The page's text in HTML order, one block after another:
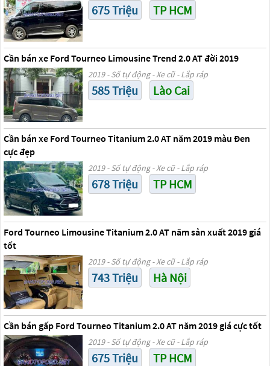
675 Triệu TP HCM
Cần bán xe Ford Tourneo Limousine Trend 2.0 AT đời 2019
2019 - Số tự động - Xe cũ - Lắp ráp
585 Triệu Lào Cai
Cần bán xe Ford Tourneo Titanium 2.0 AT năm 2019 màu Đen
cực đẹp
2019 - Số tự động - Xe cũ - Lắp ráp
678 Triệu TP HCM
Ford Tourneo Limousine Titanium 2.0 AT năm sản xuất 2019 giá
tốt
2019 - Số tự động - Xe cũ - Lắp ráp
743 Triệu Hà Nội
Cần bán gấp Ford Tourneo Titanium 2.0 AT năm 2019 giá cực tốt
2019 - Số tự động - Xe cũ - Lắp ráp
675 Triệu TP HCM